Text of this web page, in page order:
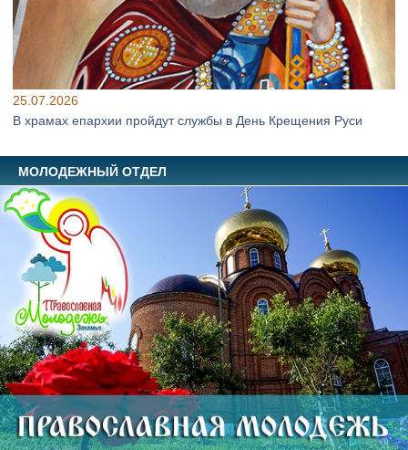
25.07.2026
В храмах епархии пройдут службы в День Крещения Руси
МОЛОДЕЖНЫЙ ОТДЕЛ